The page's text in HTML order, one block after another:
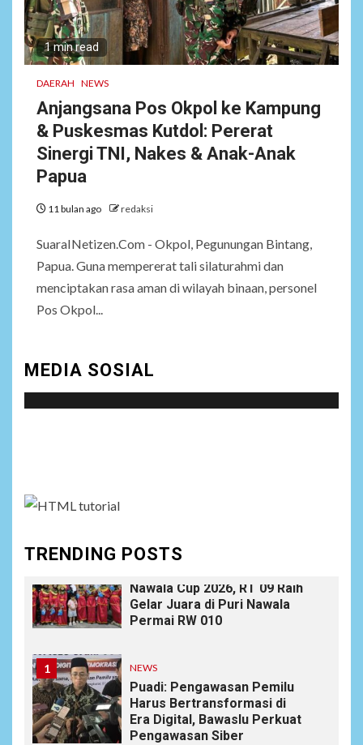
1 min read
DAERAH NEWS
Anjangsana Pos Okpol ke Kampung
& Puskesmas Kutdol: Pererat
Sinergi TNI, Nakes & Anak-Anak
Papua
11 bulan ago redaksi
SuaraINetizen.Com - Okpol, Pegunungan Bintang,
Papua. Guna mempererat tali silaturahmi dan
menciptakan rasa aman di wilayah binaan, personel
Pos Okpol...
MEDIA SOSIAL
TRENDING POSTS
6 NEWS
Soal Dugaan Tenaga Ahli
Fiktif, KPK Diminta
7
Bantu Atasi Kesulitan Warga
13/Nanggala Distribusikan
di Desa Pesayah
8
NEWS
Bakar Lahan dengan Alasan
Apa Pun
10 DAERAH SPORT
Nawala Cup 2026, RT 09 Raih
Gelar Juara di Puri Nawala
Permai RW 010
1 NEWS
Puadi: Pengawasan Pemilu
Harus Bertransformasi di
Era Digital, Bawaslu Perkuat
Pengawasan Siber